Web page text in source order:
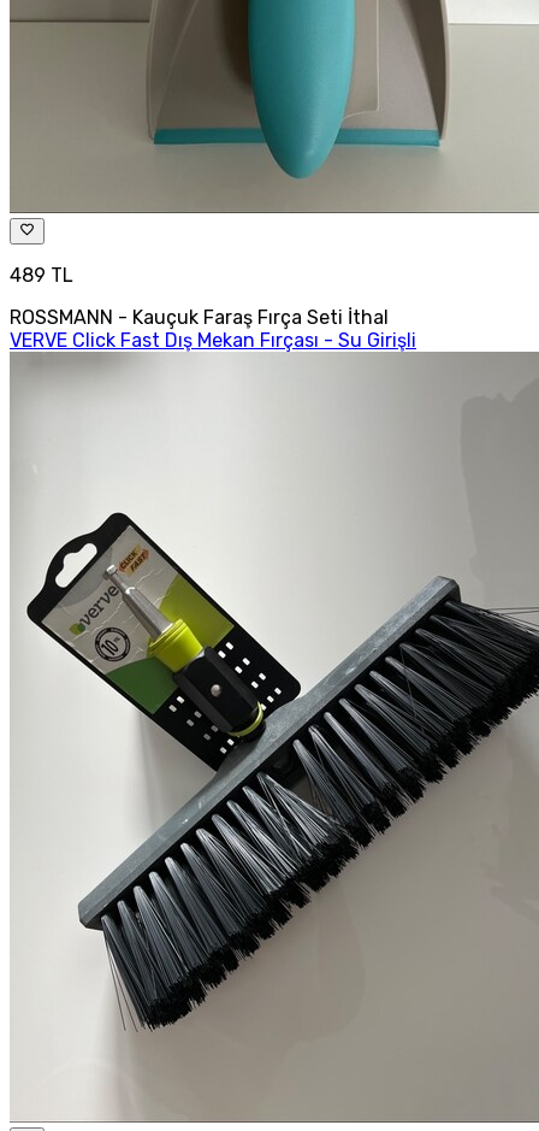
489 TL
ROSSMANN - Kauçuk Faraş Fırça Seti İthal
VERVE Click Fast Dış Mekan Fırçası - Su Girişli